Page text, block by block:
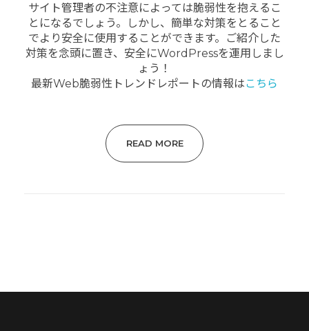
サイト管理者の不注意によっては脆弱性を抱えるこ
とになるでしょう。しかし、簡単な対策をとること
でより安全に使用することができます。ご紹介した
対策を念頭に置き、安全にWordPressを運用しまし
ょう！
最新Web脆弱性トレンドレポートの情報はこちら
READ MORE